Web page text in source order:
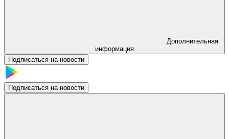
Дополнительная
информация
Подписаться на новости
Подписаться на новости